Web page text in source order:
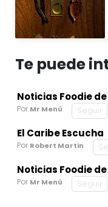
Te puede
Noticias Foodie
Por Mr Menú Seguir
El Caribe Escucha
Por Robert Martin
Noticias Foodie
Por Mr Menú Seguir